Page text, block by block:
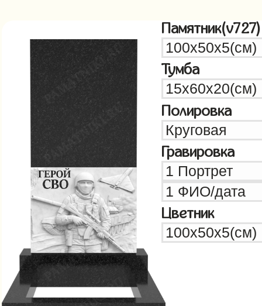
Памятник(v727)
Тумба
Полировка
Гравировка
Цветник